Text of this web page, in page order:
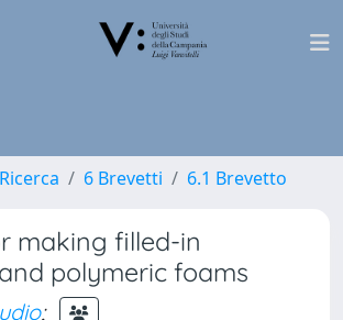
6 Brevetti 6.1 Brevetto
making filled-in
polymeric foams
;